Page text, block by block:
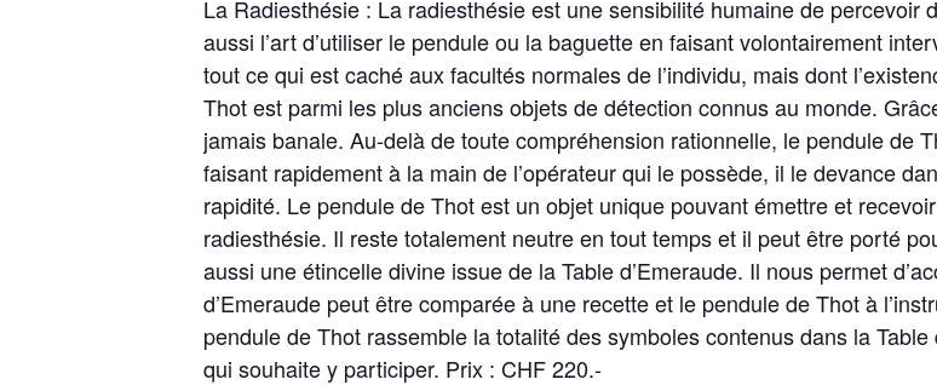
La Radiesthésie : La radiesthésie est une sensibilité humaine de percevoir
aussi l’art d’utiliser le pendule ou la baguette en faisant volontairement
tout ce qui est caché aux facultés normales de l’individu, mais dont
Thot est parmi les plus anciens objets de détection connus au monde.
jamais banale. Au-delà de toute compréhension rationnelle, le pendule de
faisant rapidement à la main de l’opérateur qui le possède, il le devance
rapidité. Le pendule de Thot est un objet unique pouvant émettre et
radiesthésie. Il reste totalement neutre en tout temps et il peut être porté
aussi une étincelle divine issue de la Table d’Emeraude. Il nous permet
d’Emeraude peut être comparée à une recette et le pendule de Thot à
pendule de Thot rassemble la totalité des symboles contenus dans la
qui souhaite y participer. Prix : CHF 220.-